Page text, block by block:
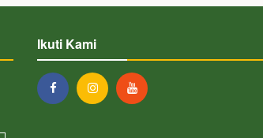
Ikuti Kami